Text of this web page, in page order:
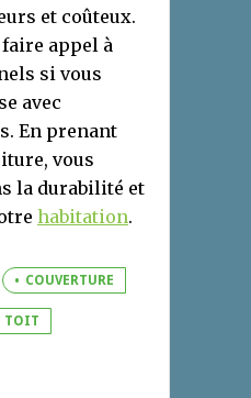
et coûteux.
faire appel à
si vous
avec
En prenant
vous
la durabilité et
habitation.
COUVERTURE
TOIT